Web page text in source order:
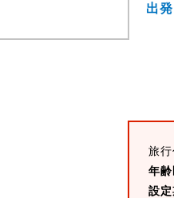
出
旅行
年齢
設定